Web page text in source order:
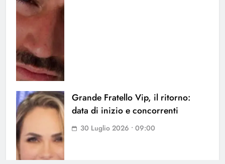
Grande Fratello Vip, il ritorno:
data di inizio e concorrenti
30 Luglio 2026 • 09:00